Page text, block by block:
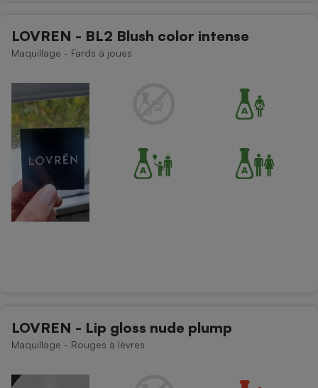
LOVREN - BL2 Blush color intense
Maquillage - Fards à joues
LOVREN - Lip gloss nude plump
Maquillage - Rouges à lèvres